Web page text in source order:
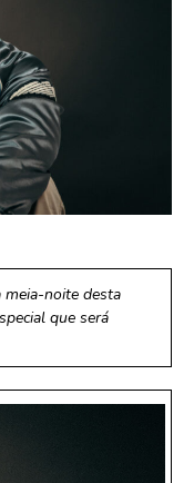
meia-noite desta
que será